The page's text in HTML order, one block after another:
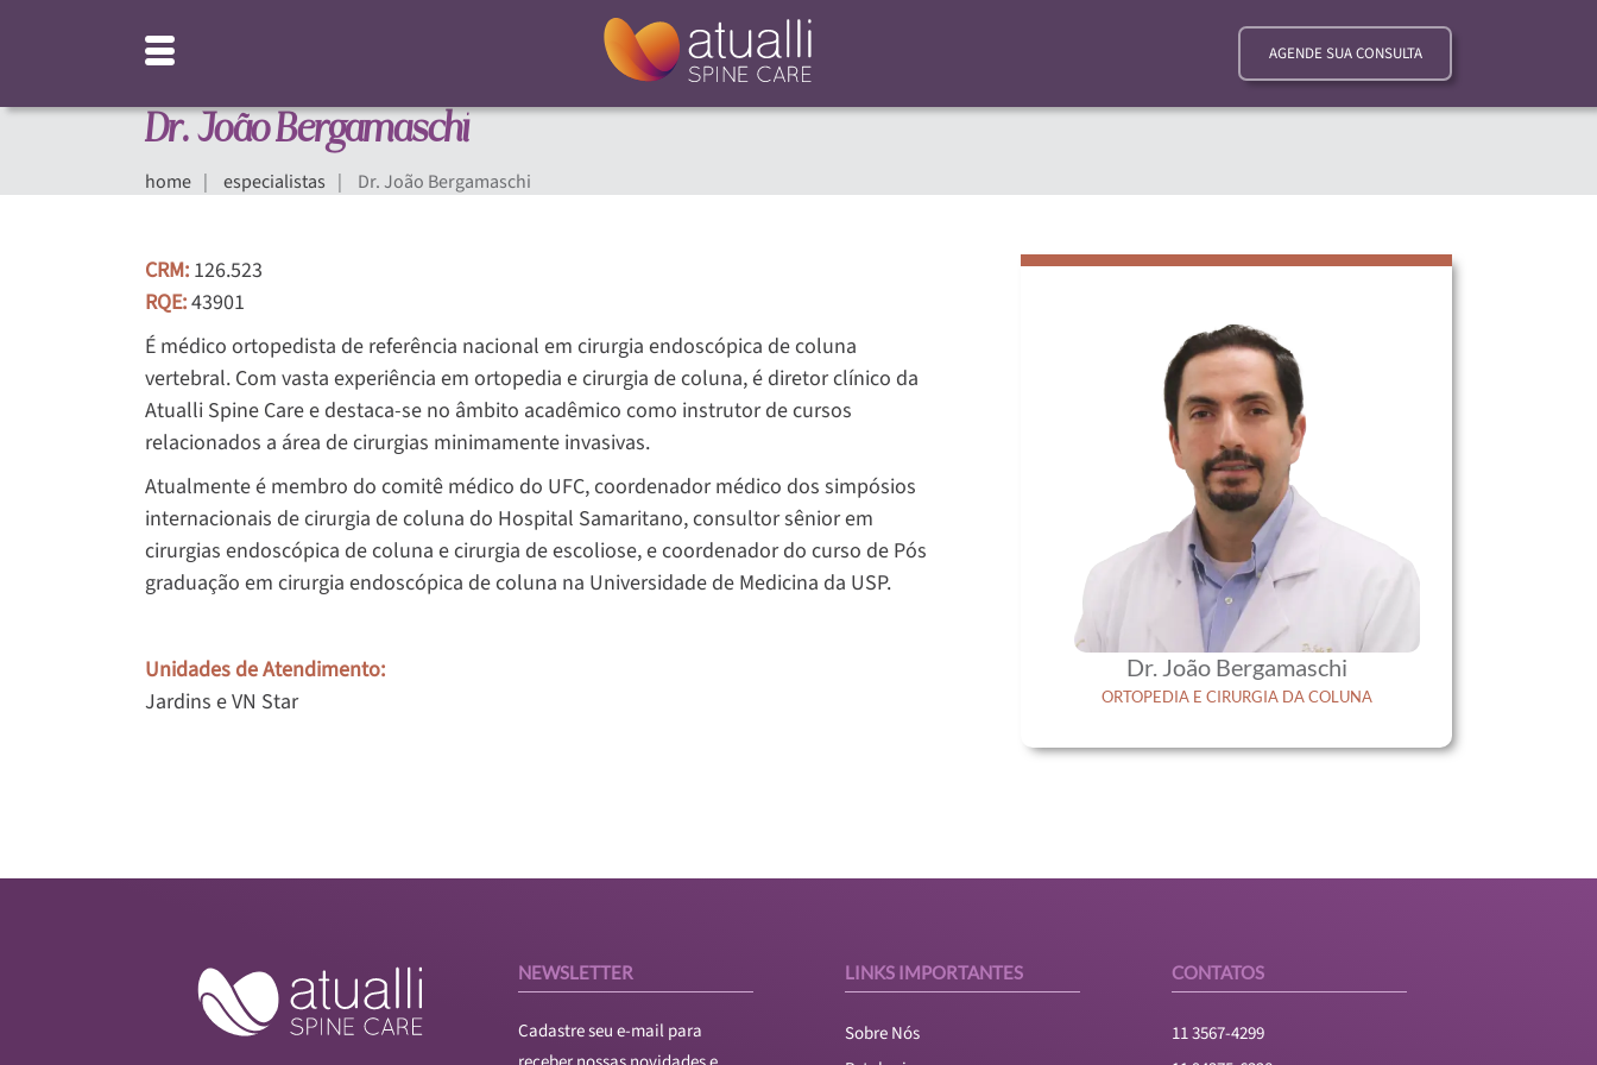
AGENDE SUA CONSULTA
Dr. João Bergamaschi
home especialistas Dr. João Bergamaschi
CRM: 126.523
RQE:43901
É médico ortopedista de referência nacional em cirurgia endoscópica de coluna
vertebral. Com vasta experiência em ortopedia e cirurgia de coluna, é diretor clínico da
Atualli Spine Care e destaca-se no âmbito acadêmico como instrutor de cursos
relacionados a área de cirurgias minimamente invasivas.
Atualmente é membro do comitê médico do UFC, coordenador médico dos simpósios
internacionais de cirurgia de coluna do Hospital Samaritano, consultor sênior em
cirurgias endoscópica de coluna e cirurgia de escoliose, e coordenador do curso de Pós
graduação em cirurgia endoscópica de coluna na Universidade de Medicina da USP.
Unidades de Atendimento:
Jardins eVN Star
Dr. João Bergamaschi
ORTOPEDIA E CIRURGIA DA COLUNA
NEWSLETTER
Cadastre seu e-mail para
LINKS IMPORTANTES
Sobre Nós
CONTATOS
11 3567-4299